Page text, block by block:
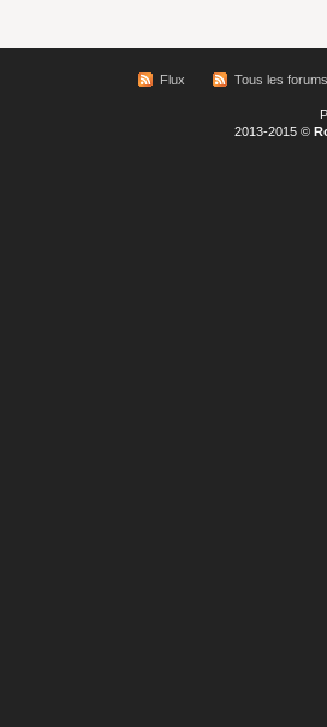
Flux Tous les forums
2013-2015 ©